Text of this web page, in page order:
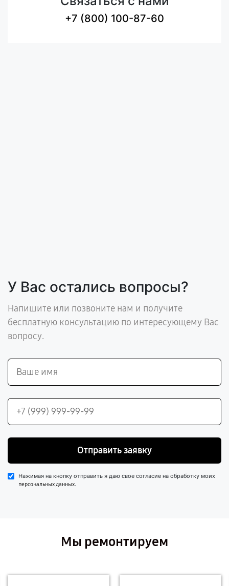
+7 (800) 100-87-60
У Вас остались вопросы?
Напишите или позвоните нам и получите
бесплатную консультацию по интересующему Вас
вопросу.
Отправить заявку
Нажимая на кнопку отправить я даю свое согласие на обработку моих
персональных данных.
Мы ремонтируем